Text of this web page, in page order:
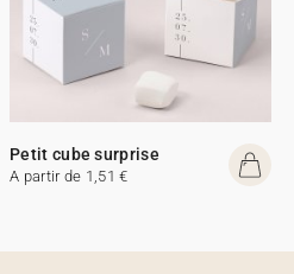
Petit cube surprise
A partir de 1,51 €